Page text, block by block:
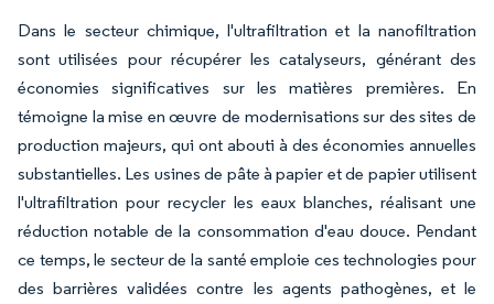
Dans le secteur chimique, l'ultrafiltration et la nanofiltration
sont utilisées pour récupérer les catalyseurs, générant des
économies significatives sur les matières premières. En
témoigne la mise en œuvre de modernisations sur des sites de
production majeurs, qui ont abouti à des économies annuelles
substantielles. Les usines de pâte à papier et de papier utilisent
l'ultrafiltration pour recycler les eaux blanches, réalisant une
réduction notable de la consommation d'eau douce. Pendant
ce temps, le secteur de la santé emploie ces technologies pour
des barrières validées contre les agents pathogènes, et le